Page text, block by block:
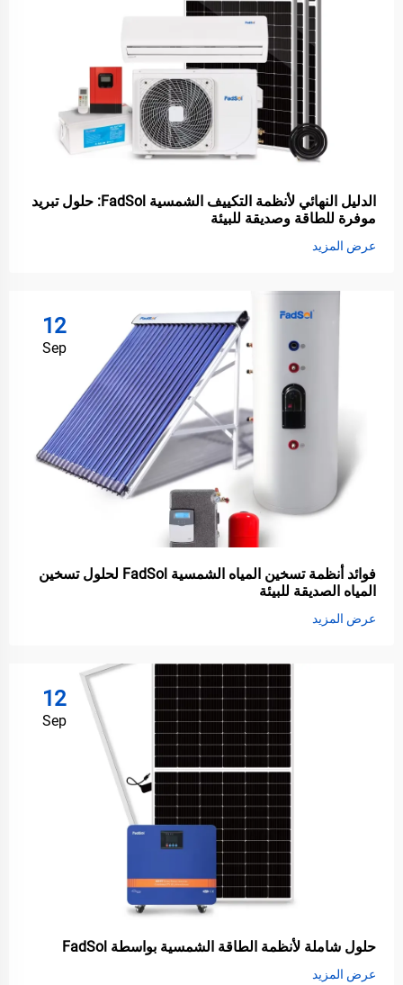
الدليل النهائي لأنظمة التكييف الشمسية FadSol: حلول تبريد
موفرة للطاقة وصديقة للبيئة
عرض المزيد
12
Sep
فوائد أنظمة تسخين المياه الشمسية FadSol لحلول تسخين
المياه الصديقة للبيئة
عرض المزيد
12
Sep
حلول شاملة لأنظمة الطاقة الشمسية بواسطة FadSol
عرض المزيد